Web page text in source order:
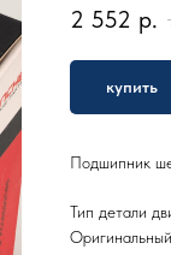
2 552 р.
купить
Подшипник
Тип детали